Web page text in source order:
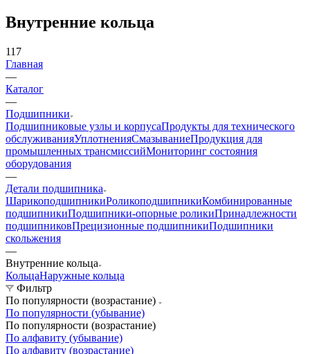
Внутренние кольца
117
Главная
—
Каталог
—
Подшипники
Подшипниковые узлы и корпусаПродукты для технического
обслуживанияУплотненияСмазываниеПродукция для
промышленных трансмиссийМониторинг состояния
оборудования
—
Детали подшипника
ШарикоподшипникиРоликоподшипникиКомбинированные
подшипникиПодшипники-опорные роликиПринадлежности
подшипниковПрецизионные подшипникиПодшипники
скольжения
—
Внутренние кольца
КольцаНаружные кольца
Фильтр
По популярности (возрастание)
По популярности (убывание)
По популярности (возрастание)
По алфавиту (убывание)
По алфавиту (возрастание)